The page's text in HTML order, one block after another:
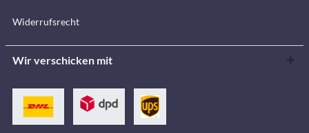
Widerrufsrecht
Wir verschicken mit